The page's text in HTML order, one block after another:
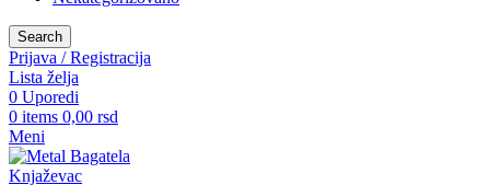
Search
Prijava / Registracija
Lista želja
0 Uporedi
0 items 0,00 rsd
Meni